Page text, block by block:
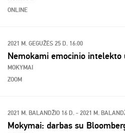
ONLINE
2021 M. GEGUŽĖS 25 D. 16:00
Nemokami emocinio intelekto
MOKYMAI
ZOOM
2021 M. BALANDŽIO 16 D. - 2021 M.
Mokymai: darbas su